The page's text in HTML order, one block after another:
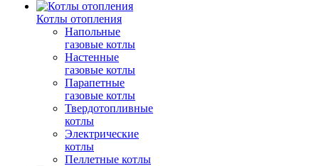
Котлы отопления
Напольные
газовые котлы
Настенные
газовые котлы
Парапетные
газовые котлы
Твердотопливные
котлы
Электрические
котлы
Пеллетные котлы